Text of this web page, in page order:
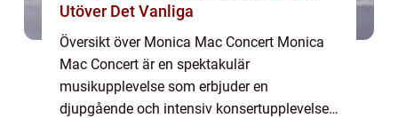
Utöver Det Vanliga
Översikt över Monica Mac Concert Monica
Mac Concert är en spektakulär
musikupplevelse som erbjuder en
djupgående och intensiv konsertupplevelse